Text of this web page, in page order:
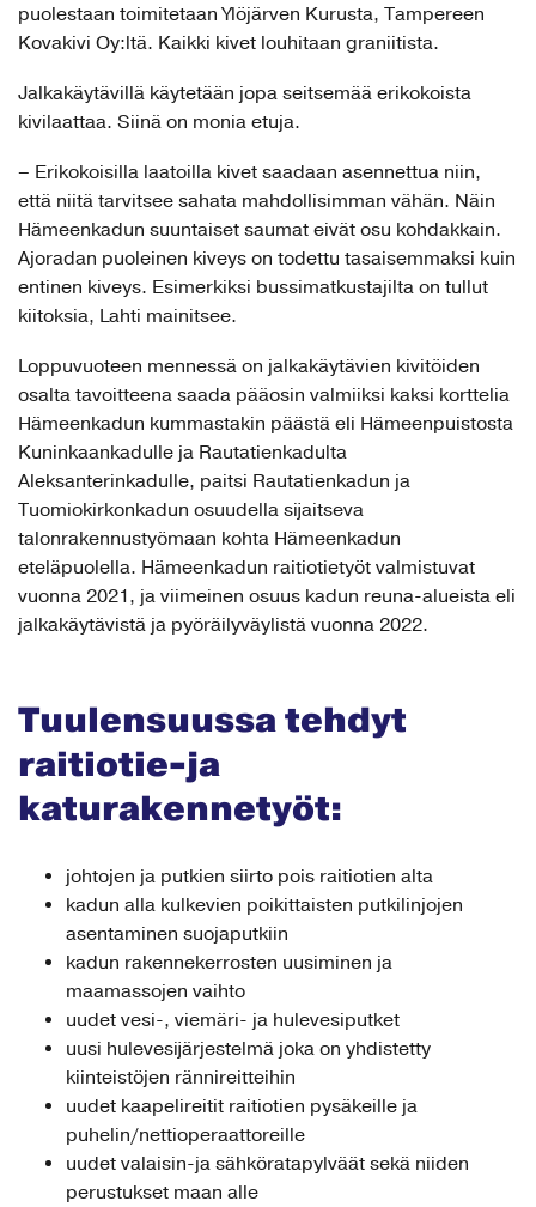
puolestaan toimitetaan Ylöjärven Kurusta, Tampereen
Kovakivi Oy:ltä. Kaikki kivet louhitaan graniitista.
Jalkakäytävillä käytetään jopa seitsemää erikokoista
kivilaattaa. Siinä on monia etuja.
– Erikokoisilla laatoilla kivet saadaan asennettua niin,
että niitä tarvitsee sahata mahdollisimman vähän. Näin
Hämeenkadun suuntaiset saumat eivät osu kohdakkain.
Ajoradan puoleinen kiveys on todettu tasaisemmaksi kuin
entinen kiveys. Esimerkiksi bussimatkustajilta on tullut
kiitoksia, Lahti mainitsee.
Loppuvuoteen mennessä on jalkakäytävien kivitöiden
osalta tavoitteena saada pääosin valmiiksi kaksi korttelia
Hämeenkadun kummastakin päästä eli Hämeenpuistosta
Kuninkaankadulle ja Rautatienkadulta
Aleksanterinkadulle, paitsi Rautatienkadun ja
Tuomiokirkonkadun osuudella sijaitseva
talonrakennustyömaan kohta Hämeenkadun
eteläpuolella. Hämeenkadun raitiotietyöt valmistuvat
vuonna 2021, ja viimeinen osuus kadun reuna-alueista eli
jalkakäytävistä ja pyöräilyväylistä vuonna 2022.
Tuulensuussa tehdyt
raitiotie-ja
katurakennetyöt:
johtojen ja putkien siirto pois raitiotien alta
kadun alla kulkevien poikittaisten putkilinjojen
asentaminen suojaputkiin
kadun rakennekerrosten uusiminen ja
maamassojen vaihto
uudet vesi-, viemäri- ja hulevesiputket
uusi hulevesijärjestelmä joka on yhdistetty
kiinteistöjen rännireitteihin
uudet kaapelireitit raitiotien pysäkeille ja
puhelin/nettioperaattoreille
uudet valaisin-ja sähköratapylväät sekä niiden
perustukset maan alle